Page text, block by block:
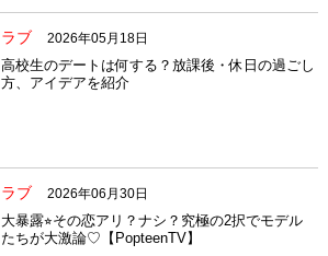
ラブ 2026年05月18日
高校生のデートは何する？放課後・休日の過ごし
方、アイデアを紹介
ラブ 2026年06月30日
大暴露⭐︎その恋アリ？ナシ？究極の2択でモデル
たちが大激論♡【PopteenTV】